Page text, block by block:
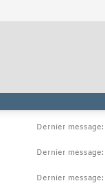
Dernier message:
Dernier message:
Dernier message: